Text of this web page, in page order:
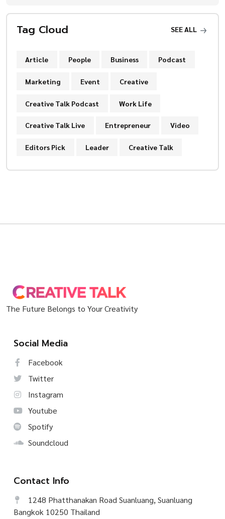
Tag Cloud SEE ALL
Article People Business Podcast
Marketing Event Creative
Creative Talk Podcast Work Life
Creative Talk Live Entrepreneur Video
Editors Pick Leader Creative Talk
The Future Belongs to Your Creativity
Social Media
Facebook
Twitter
Instagram
Youtube
Spotify
Soundcloud
Contact Info
1248 Phatthanakan Road Suanluang, Suanluang
Bangkok 10250 Thailand